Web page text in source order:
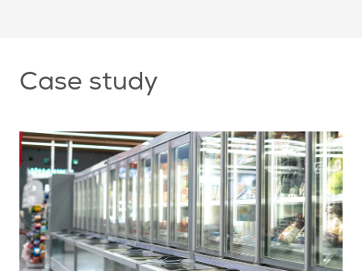
Case study